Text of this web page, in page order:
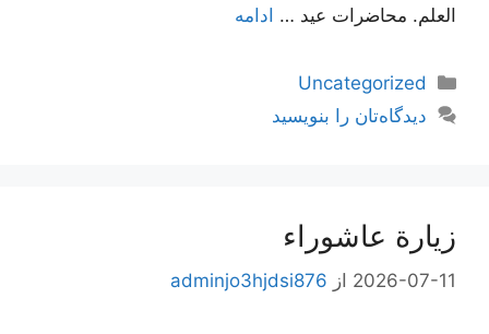
العلم. محاضرات عيد … ادامه
دسته‌ها
Uncategorized
دیدگاه‌تان را بنویسید
زيارة عاشوراء
2026-07-11 از adminjo3hjdsi876